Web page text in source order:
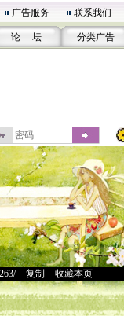
广告服务 联系我们
论 坛 分类广告
> 复制 收藏本页